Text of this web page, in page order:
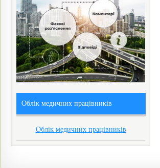
Облік медичних працівників
Облік медичних працівників